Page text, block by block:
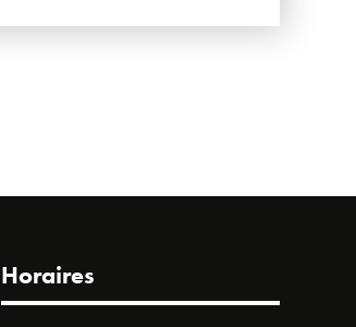
Horaires